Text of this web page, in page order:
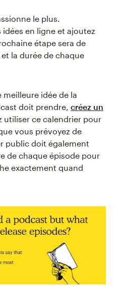
le plus.
idées en ligne et ajoutez
étape sera de
la durée de chaque
meilleure idée de la
doit prendre, créez un
utiliser ce calendrier pour
vous prévoyez de
public doit également
de chaque épisode pour
exactement quand